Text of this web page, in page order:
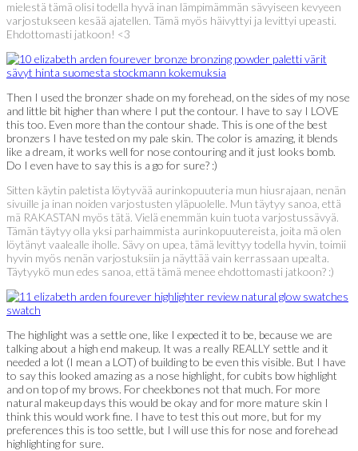
mielestä tämä olisi todella hyvä inan lämpimämmän sävyiseen kevyeen
varjostukseen kesää ajatellen. Tämä myös häivyttyi ja levittyi upeasti.
Ehdottomasti jatkoon! <3
Then I used the bronzer shade on my forehead, on the sides of my nose
and little bit higher than where I put the contour. I have to say I LOVE
this too. Even more than the contour shade. This is one of the best
bronzers I have tested on my pale skin. The color is amazing, it blends
like a dream, it works well for nose contouring and it just looks bomb.
Do I even have to say this is a go for sure? :)
Sitten käytin paletista löytyvää aurinkopuuteria mun hiusrajaan, nenän
sivuille ja inan noiden varjostusten yläpuolelle. Mun täytyy sanoa, että
mä RAKASTAN myös tätä. Vielä enemmän kuin tuota varjostussävyä.
Tämän täytyy olla yksi parhaimmista aurinkopuutereista, joita mä olen
löytänyt vaalealle iholle. Sävy on upea, tämä levittyy todella hyvin, toimii
hyvin myös nenän varjostuksiin ja näyttää vain kerrassaan upealta.
Täytyykö mun edes sanoa, että tämä menee ehdottomasti jatkoon? :)
The highlight was a settle one, like I expected it to be, because we are
talking about a high end makeup. It was a really REALLY settle and it
needed a lot (I mean a LOT) of building to be even this visible. But I have
to say this looked amazing as a nose highlight, for cubits bow highlight
and on top of my brows. For cheekbones not that much. For more
natural makeup days this would be okay and for more mature skin I
think this would work fine. I have to test this out more, but for my
preferences this is too settle, but I will use this for nose and forehead
highlighting for sure.